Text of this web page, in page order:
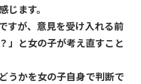
ます。
すが、意見を受け入れる前
」と女の子が考え直すこと
うかを女の子自身で判断で